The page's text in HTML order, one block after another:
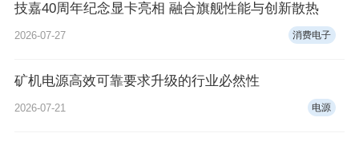
技嘉40周年纪念显卡亮相 融合旗舰性能与创新散热
2026-07-27 消费电子
矿机电源高效可靠要求升级的行业必然性
2026-07-21 电源